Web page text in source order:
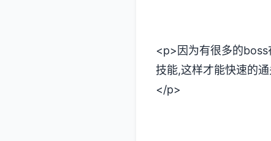
<p>因为有很多的boss
技能,这样才能快速的
</p>